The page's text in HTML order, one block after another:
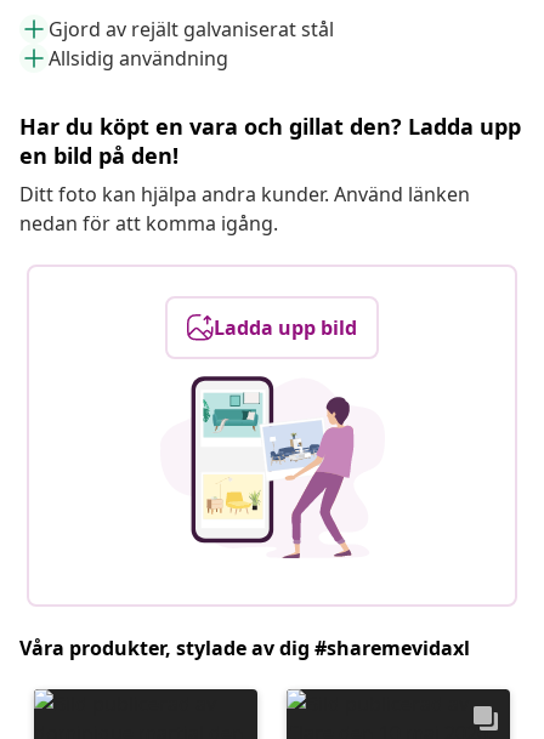
Gjord av rejält galvaniserat stål
Allsidig användning
Har du köpt en vara och gillat den? Ladda upp
en bild på den!
Ditt foto kan hjälpa andra kunder. Använd länken
nedan för att komma igång.
Ladda upp bild
Våra produkter, stylade av dig #sharemevidaxl